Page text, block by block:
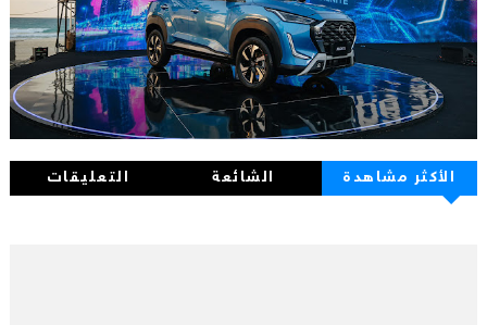
الأكثر مشاهدة الشائعة التعليقات